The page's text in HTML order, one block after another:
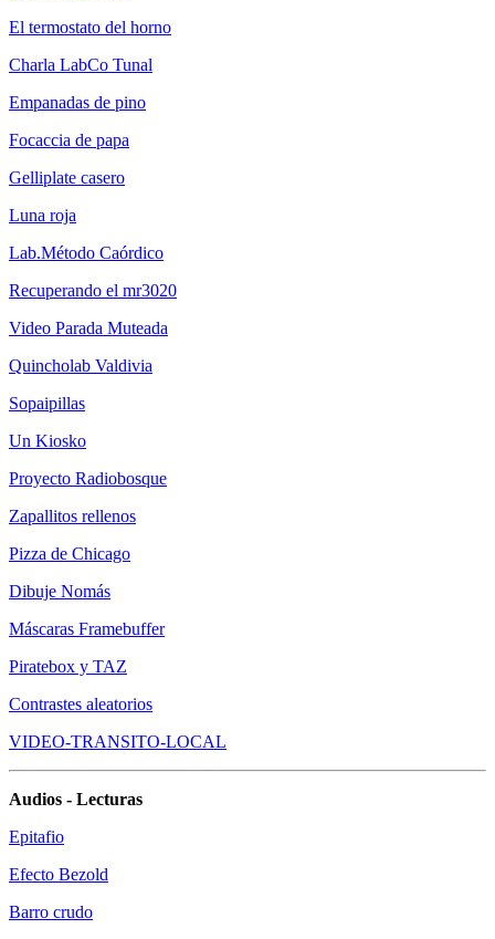
El termostato del horno
Charla LabCo Tunal
Empanadas de pino
Focaccia de papa
Gelliplate casero
Luna roja
Lab.Método Caórdico
Recuperando el mr3020
Video Parada Muteada
Quincholab Valdivia
Sopaipillas
Un Kiosko
Proyecto Radiobosque
Zapallitos rellenos
Pizza de Chicago
Dibuje Nomás
Máscaras Framebuffer
Piratebox y TAZ
Contrastes aleatorios
VIDEO-TRANSITO-LOCAL
Audios - Lecturas
Epitafio
Efecto Bezold
Barro crudo